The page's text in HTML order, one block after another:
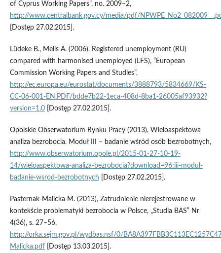
of Cyprus Working Papers”, no. 2009–2,
http://www.centralbank.gov.cy/media/pdf/
[Dostęp 27.02.2015].
Lüdeke B., Melis A. (2006), Registered unemployment (RU)
compared with harmonised unemployed (LFS), “European
Commission Working Papers and Studies”,
http://ec.europa.eu/eurostat/documents/3888793/5834669/KS-
CC-06-001-EN.PDF/bdde7b22-1eca-408d-8ba1-26005af93932?
version=1.0[Dostęp 27.02.2015].
Opolskie Obserwatorium Rynku Pracy (2013), Wieloaspektowa
analiza bezrobocia. Moduł III – badanie wśród osób bezrobotnych,
http://www.obserwatorium.opole.pl/2015-01-27-10-19-
14/wieloaspektowa-analiza-bezrobocia?download=96:iii-modul-
badanie-wsrod-bezrobotnych [Dostęp 27.02.2015].
Pasternak-Malicka M. (2013), Zatrudnienie nierejestrowane w
kontekście problematyki bezrobocia w Polsce, „Studia BAS” Nr
4(36), s. 27–56,
http://orka.sejm.gov.pl/wydbas.nsf/0/
Malicka.pdf[Dostęp 13.03.2015].